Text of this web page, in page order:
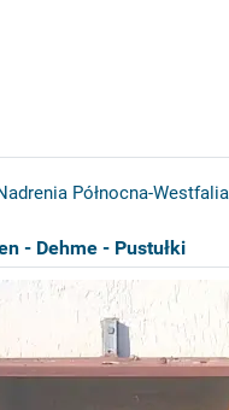
Północna-Westfalia
- Dehme - Pustułki